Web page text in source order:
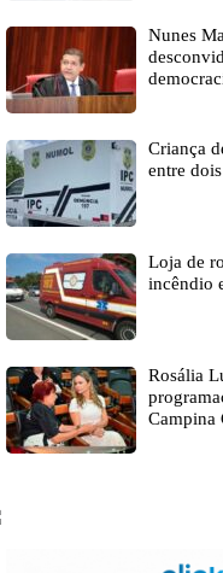
Nunes
Criança
entre
Loja de
incêndio
Rosália
Campina